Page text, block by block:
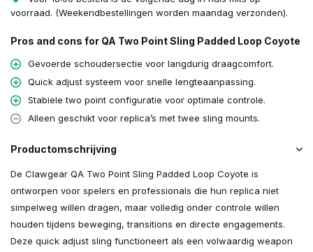
voorraad. (Weekendbestellingen worden maandag verzonden).
Pros and cons for QA Two Point Sling Padded Loop Coyote
Gevoerde schoudersectie voor langdurig draagcomfort.
Quick adjust systeem voor snelle lengteaanpassing.
Stabiele two point configuratie voor optimale controle.
Alleen geschikt voor replica’s met twee sling mounts.
Productomschrijving
De Clawgear QA Two Point Sling Padded Loop Coyote is
ontworpen voor spelers en professionals die hun replica niet
simpelweg willen dragen, maar volledig onder controle willen
houden tijdens beweging, transitions en directe engagements.
Deze quick adjust sling functioneert als een volwaardig weapon